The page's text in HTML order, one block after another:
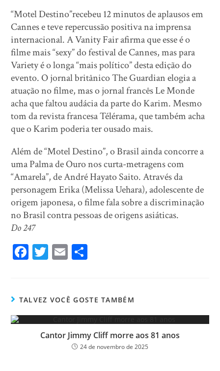
“Motel Destino”recebeu 12 minutos de aplausos em
Cannes e teve repercussão positiva na imprensa
internacional. A Vanity Fair afirma que esse é o
filme mais “sexy” do festival de Cannes, mas para
Variety é o longa “mais político” desta edição do
evento. O jornal britânico The Guardian elogia a
atuação no filme, mas o jornal francês Le Monde
acha que faltou audácia da parte do Karim. Mesmo
tom da revista francesa Télérama, que também acha
que o Karim poderia ter ousado mais.
Além de “Motel Destino”, o Brasil ainda concorre a
uma Palma de Ouro nos curta-metragens com
“Amarela”, de André Hayato Saito. Através da
personagem Erika (Melissa Uehara), adolescente de
origem japonesa, o filme fala sobre a discriminação
no Brasil contra pessoas de origens asiáticas.
Do 247
Fa
ok
T
er
E
TALVEZ VOCÊ GOSTE TAMBÉM
Cantor Jimmy Cliff morre aos 81 anos
24 de novembro de 2025